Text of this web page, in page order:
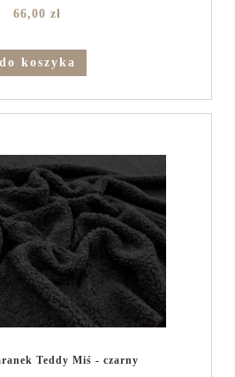
66,00 zł
do koszyka
Teddy Miś - czarny